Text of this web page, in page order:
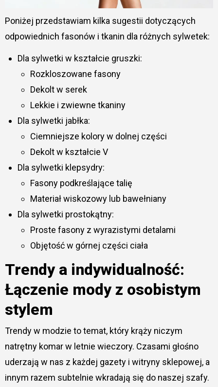
Poniżej przedstawiam kilka sugestii dotyczących
odpowiednich fasonów i tkanin dla różnych sylwetek:
Dla sylwetki w kształcie gruszki:
Rozkloszowane fasony
Dekolt w serek
Lekkie i zwiewne tkaniny
Dla sylwetki jabłka:
Ciemniejsze kolory w dolnej części
Dekolt w kształcie V
Dla sylwetki klepsydry:
Fasony podkreślające talię
Materiał wiskozowy lub bawełniany
Dla sylwetki prostokątny:
Proste fasony z wyrazistymi detalami
Objętość w górnej części ciała
Trendy a indywidualność:
Łączenie mody z osobistym
stylem
Trendy w modzie to temat, który krąży niczym
natrętny komar w letnie wieczory. Czasami głośno
uderzają w nas z każdej gazety i witryny sklepowej, a
innym razem subtelnie wkradają się do naszej szafy.